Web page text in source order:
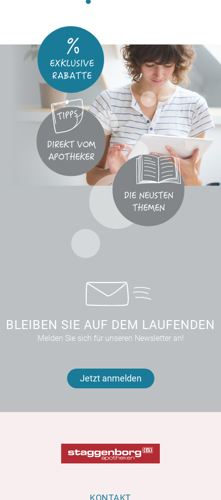
BLEIBEN SIE AUF DEM LAUFENDEN
Melden Sie sich für unseren Newsletter an!
Jetzt anmelden
KONTAKT